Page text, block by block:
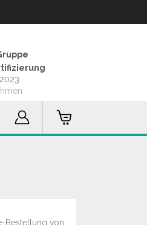
Bestellung von